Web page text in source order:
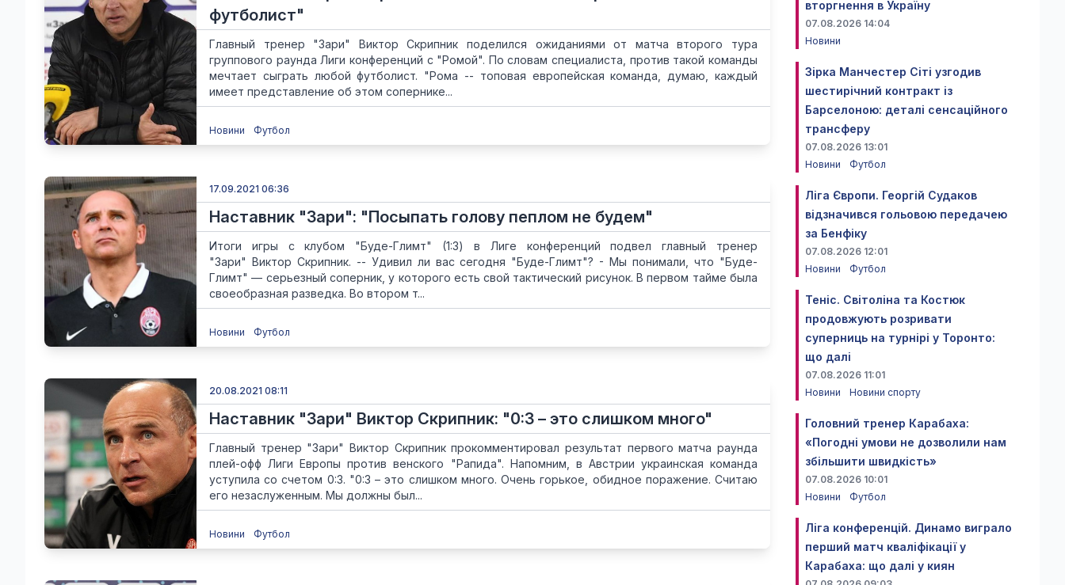
футболист"
Главный тренер "Зари" Виктор Скрипник поделился ожиданиями от матча второго тура
группового раунда Лиги конференций с "Ромой". По словам специалиста, против такой команды
мечтает сыграть любой футболист. "Рома -- топовая европейская команда, думаю, каждый
имеет представление об этом сопернике...
Новини Футбол
17.09.2021 06:36
Наставник "Зари": "Посыпать голову пеплом не будем"
Итоги игры с клубом "Буде-Глимт" (1:3) в Лиге конференций подвел главный тренер
"Зари" Виктор Скрипник. -- Удивил ли вас сегодня "Буде-Глимт"? - Мы понимали, что "Буде-
Глимт" — серьезный соперник, у которого есть свой тактический рисунок. В первом тайме была
своеобразная разведка. Во втором т...
Новини Футбол
20.08.2021 08:11
Наставник "Зари" Виктор Скрипник: "0:3 – это слишком много"
Главный тренер "Зари" Виктор Скрипник прокомментировал результат первого матча раунда
плей-офф Лиги Европы против венского "Рапида". Напомним, в Австрии украинская команда
уступила со счетом 0:3. "0:3 – это слишком много. Очень горькое, обидное поражение. Считаю
его незаслуженным. Мы должны был...
Новини Футбол
вторгнення в Україну
07.08.2026 14:04
Новини
Зірка Манчестер Сіті узгодив
шестирічний контракт із
Барселоною: деталі сенсаційного
трансферу
07.08.2026 13:01
Новини
Футбол
Ліга Європи. Георгій Судаков
відзначився гольовою передачею
за Бенфіку
07.08.2026 12:01
Новини
Футбол
Теніс. Світоліна та Костюк
продовжують розривати
суперниць на турнірі у Торонто:
що далі
07.08.2026 11:01
Новини
Новини спорту
Головний тренер Карабаха:
«Погодні умови не дозволили нам
збільшити швидкість»
07.08.2026 10:01
Новини
Футбол
Ліга конференцій. Динамо виграло
перший матч кваліфікації у
Карабаха: що далі у киян